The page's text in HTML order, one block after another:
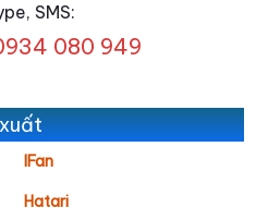
SMS:
080 949
IFan
Hatari